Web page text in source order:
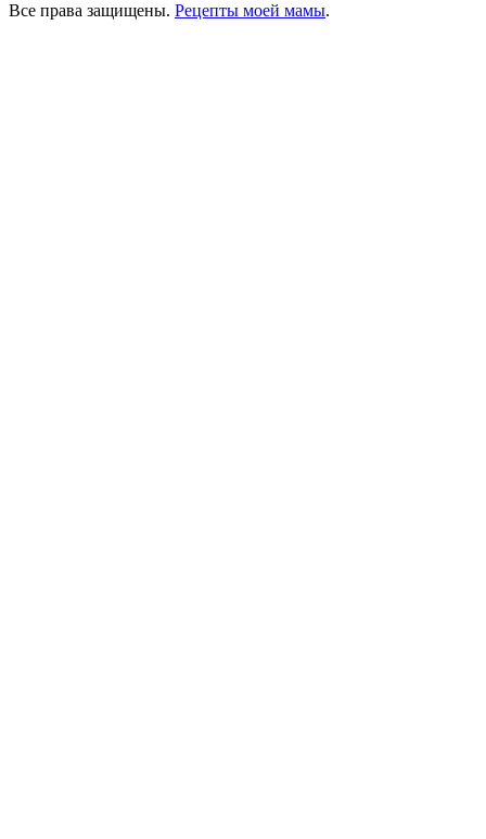
Все права защищены. Рецепты моей мамы.